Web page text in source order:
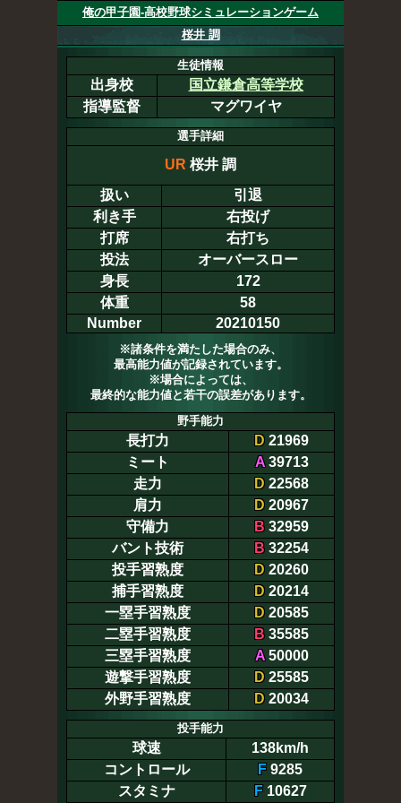
俺の甲子園-高校野球シミュレーションゲーム
桜井 調
生徒情報
出身校
国立鎌倉高等学校
指導監督
マグワイヤ
選手詳細
UR 桜井 調
扱い
引退
利き手
右投げ
打席
右打ち
投法
オーバースロー
身長
172
体重
58
Number
20210150
※諸条件を満たした場合のみ、
最高能力値が記録されています。
※場合によっては、
最終的な能力値と若干の誤差があります。
野手能力
長打力 D 21969
ミート
A39713
走力
D 22568
肩力
D 20967
守備力
B 32959
バント技術
B 32254
投手習熟度
D 20260
捕手習熟度
D 20214
一塁手習熟度
D 20585
二塁手習熟度
B 35585
三塁手習熟度
A50000
遊撃手習熟度
D 25585
外野手習熟度
D 20034
投手能力
球速
138km/h
コントロール
F 9285
スタミナ
F10627